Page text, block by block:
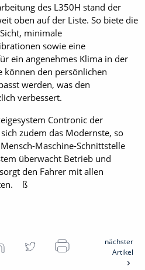
des L350H stand der
oben auf der Liste. So biete die
minimale
sowie eine
ein angenehmes Klima in der
können den persönlichen
werden, was den
verbessert.
Contronic der
zudem das Modernste, so
Maschine-Schnittstelle
überwacht Betrieb und
den Fahrer mit allen
ß
nächster
Artikel